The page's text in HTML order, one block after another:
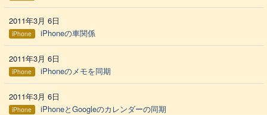
2011年3月 6日
iPhone iPhoneの車関係
2011年3月 6日
iPhone iPhoneのメモを同期
2011年3月 6日
iPhone iPhoneとGoogleのカレンダーの同期